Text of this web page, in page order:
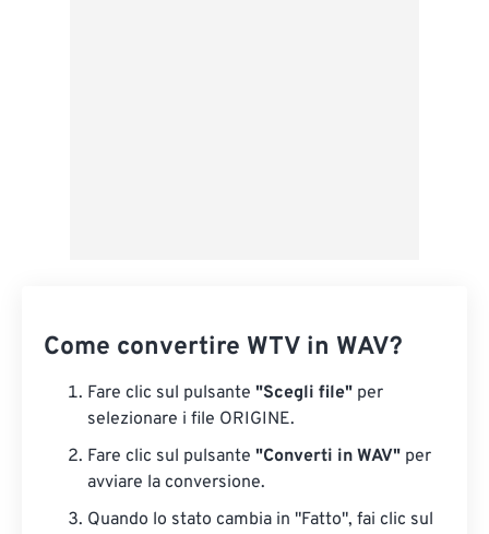
Come convertire WTV in WAV?
Fare clic sul pulsante "Scegli file" per
selezionare i file ORIGINE.
Fare clic sul pulsante "Converti in WAV" per
avviare la conversione.
Quando lo stato cambia in "Fatto", fai clic sul